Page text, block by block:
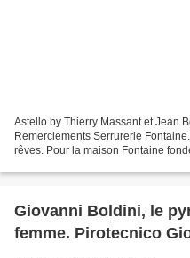
Astello by Thierry Massant et Jean
Remerciements Serrurerie
rêves. Pour la maison Fontaine
Giovanni Boldini, le
femme. Pirotecnico